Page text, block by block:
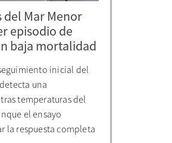
del Mar Menor
episodio de
baja mortalidad
inicial del
una
temperaturas del
el ensayo
la respuesta completa